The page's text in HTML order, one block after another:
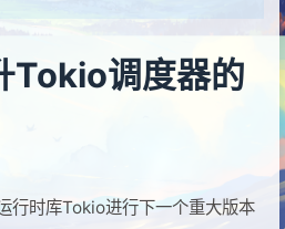
Tokio调度器的
行时库Tokio进行下一个重大版本